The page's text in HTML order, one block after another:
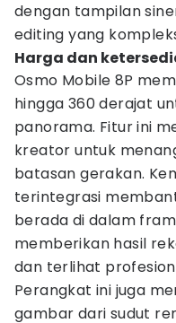
dengan tampilan
editing yang
Harga dan
Osmo Mobile 8P
hingga 360 derajat
panorama. Fitur ini
kreator untuk
batasan gerakan.
terintegrasi
berada di dalam
memberikan hasil
dan terlihat
Perangkat ini juga
gambar dari sudut